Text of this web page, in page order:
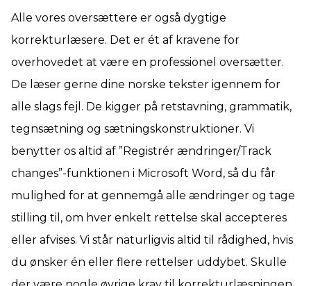
Alle vores oversættere er også dygtige
korrekturlæsere. Det er ét af kravene for
overhovedet at være en professionel oversætter.
De læser gerne dine norske tekster igennem for
alle slags fejl. De kigger på retstavning, grammatik,
tegnsætning og sætningskonstruktioner. Vi
benytter os altid af ”Registrér ændringer/Track
changes”-funktionen i Microsoft Word, så du får
mulighed for at gennemgå alle ændringer og tage
stilling til, om hver enkelt rettelse skal accepteres
eller afvises. Vi står naturligvis altid til rådighed, hvis
du ønsker én eller flere rettelser uddybet. Skulle